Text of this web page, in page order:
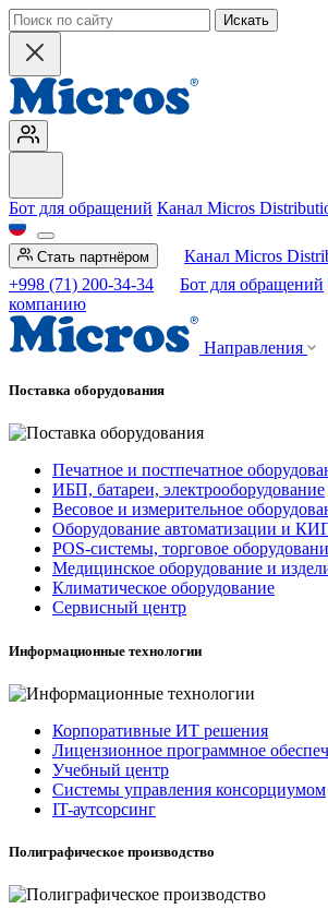
Искать
Бот для обращений Канал Micros
Стать партнёром
Канал Micros
+998 (71) 200-34-34
Бот для обращений
компанию
Направления
Поставка оборудования
Печатное и постпечатное
ИБП, батареи, электрооборудование
Весовое и измерительное
Оборудование автоматизации и
POS-системы, торговое
Медицинское оборудование и
Климатическое оборудование
Сервисный центр
Информационные технологии
Корпоративные ИТ решения
Лицензионное программное
Учебный центр
Системы управления консорциумом
IT-аутсорсинг
Полиграфическое производство